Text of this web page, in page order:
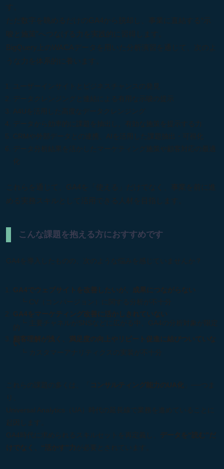
ただ数字を眺めるだけのGA4から脱却し、事業に直結する“示
唆と施策”へつなげる力を実践的に習得します。
BigQuery上のWACAデータを用いた分析演習を通じて、次のよ
A4Uを活用した高度なデータクレンジング
CRMや外部データとの連携、AIを活用した課題抽出・可視化
これらを通じて、GA4を「使える」だけでなく、事業を前に進
める実務スキルとして活用できる人材を目指します。
こんな課題を抱える方におすすめです
GA4を導入したものの、次のような悩みを感じていませんか？
GA4でウェブサイトを改善したいが、成果につながらない
┗ CV（コンバージョン）に関する分析が不十分
GA4をマーケティング改善に活かしきれていない
┗ 主要チャネルがSNSなどに広がる中、GA4の分析対象が限定
顧客理解が浅く、満足度の向上やリピート促進に結びついていな
い
┗ カスタマーアナリティクスの実装が不十分
コンサルティング能力のUA化
Universal Analytics（UA）時代の延長線で業務を進めていることに
GA4時代に求められるスキルセットを再定義し、
データを“読む”だ
けでなく、“活かす”力